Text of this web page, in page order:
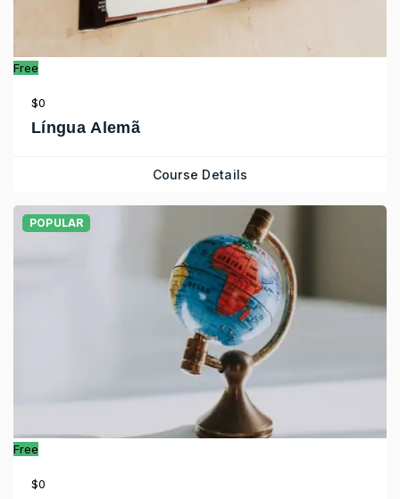
Free
$0
Língua Alemã
Course Details
Free
POPULAR
$0